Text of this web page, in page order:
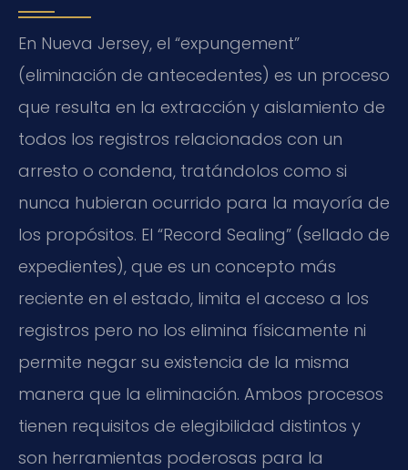
En Nueva Jersey, el “expungement”
(eliminación de antecedentes) es un proceso
que resulta en la extracción y aislamiento de
todos los registros relacionados con un
arresto o condena, tratándolos como si
nunca hubieran ocurrido para la mayoría de
los propósitos. El “Record Sealing” (sellado de
expedientes), que es un concepto más
reciente en el estado, limita el acceso a los
registros pero no los elimina físicamente ni
permite negar su existencia de la misma
manera que la eliminación. Ambos procesos
tienen requisitos de elegibilidad distintos y
son herramientas poderosas para la